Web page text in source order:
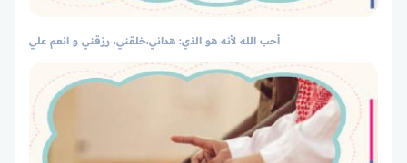
أحب الله لأنه هو الذي: هداني،خلقني، رزقني و انعم علي